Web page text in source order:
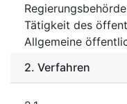
Regierungsbehörde
Tätigkeit des
Allgemeine
2. Verfahren